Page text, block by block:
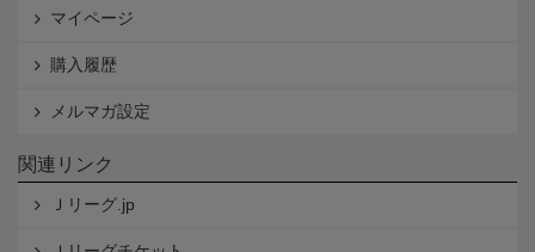
マイページ
購入履歴
メルマガ設定
関連リンク
Ｊリーグ.jp